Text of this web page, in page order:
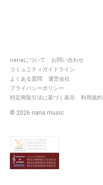
nanaについて
お問い合わせ
コミュニティガイドライン
よくある質問
運営会社
プライバシーポリシー
特定商取引法に基づく表示
利用規約
© 2026 nana music